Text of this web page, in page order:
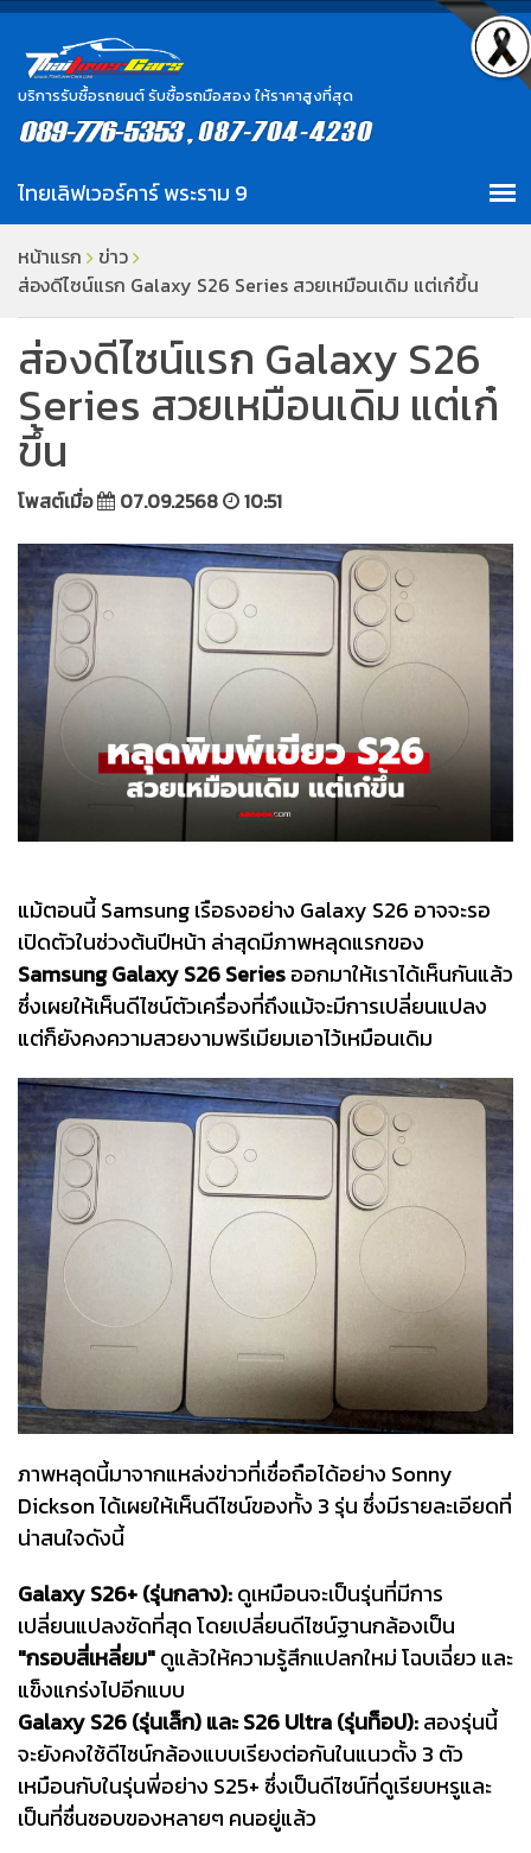
บริการรับซื้อรถยนต์ รับซื้อรถมือสอง ให้ราคาสูงที่สุด
หน้าแรก
ข่าว
ส่องดีไซน์แรก Galaxy S26 Series สวยเหมือนเดิม แต่เก๋ขึ้น
ส่องดีไซน์แรก Galaxy S26
Series สวยเหมือนเดิม แต่เก๋
ขึ้น
โพสต์เมื่อ 07.09.2568 10:51
แม้ตอนนี้ Samsung เรือธงอย่าง Galaxy S26 อาจจะรอ
เปิดตัวในช่วงต้นปีหน้า ล่าสุดมีภาพหลุดแรกของ
Samsung Galaxy S26 Seriesออกมาให้เราได้เห็นกันแล้ว
ซึ่งเผยให้เห็นดีไซน์ตัวเครื่องที่ถึงแม้จะมีการเปลี่ยนแปลง
แต่ก็ยังคงความสวยงามพรีเมียมเอาไว้เหมือนเดิม
ภาพหลุดนี้มาจากแหล่งข่าวที่เชื่อถือได้อย่าง Sonny
Dickson ได้เผยให้เห็นดีไซน์ของทั้ง 3 รุ่น ซึ่งมีรายละเอียดที่
น่าสนใจดังนี้
Galaxy S26+ (รุ่นกลาง):ดูเหมือนจะเป็นรุ่นที่มีการ
เปลี่ยนแปลงชัดที่สุด โดยเปลี่ยนดีไซน์ฐานกล้องเป็น
"กรอบสี่เหลี่ยม"ดูแล้วให้ความรู้สึกแปลกใหม่ โฉบเฉี่ยว และ
แข็งแกร่งไปอีกแบบ
Galaxy S26 (รุ่นเล็ก) และ S26 Ultra (รุ่นท็อป):สองรุ่นนี้
จะยังคงใช้ดีไซน์กล้องแบบเรียงต่อกันในแนวตั้ง 3 ตัว
เหมือนกับในรุ่นพี่อย่าง S25+ ซึ่งเป็นดีไซน์ที่ดูเรียบหรูและ
เป็นที่ชื่นชอบของหลายๆ คนอยู่แล้ว